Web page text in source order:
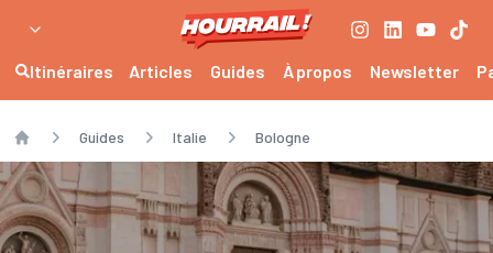
Itinéraires Articles Guides À propos Newsletter
Home
Guides Italie Bologne